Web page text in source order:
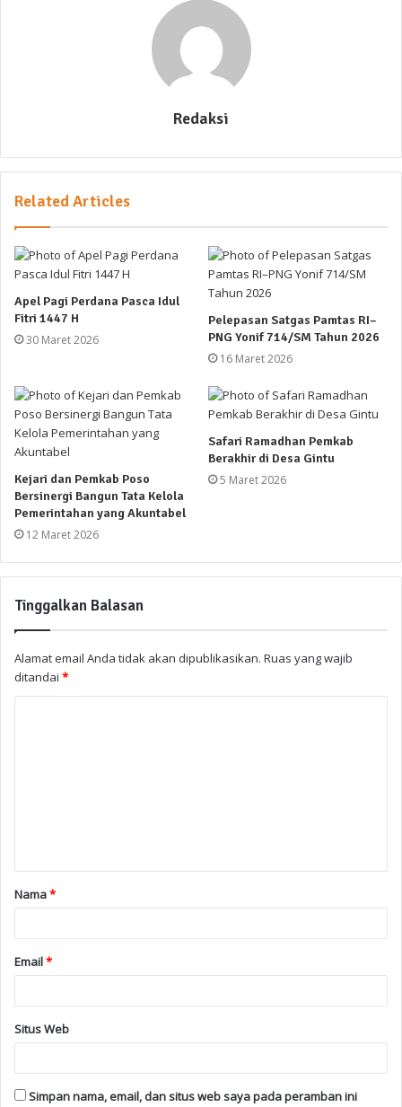
Redaksi
Related Articles
Apel Pagi Perdana Pasca Idul
Fitri 1447 H
30 Maret 2026
Pelepasan Satgas Pamtas RI–
PNG Yonif 714/SM Tahun 2026
16 Maret 2026
Kejari dan Pemkab Poso
Bersinergi Bangun Tata Kelola
Pemerintahan yang Akuntabel
12 Maret 2026
Safari Ramadhan Pemkab
Berakhir di Desa Gintu
5 Maret 2026
Tinggalkan Balasan
Alamat email Anda tidak akan dipublikasikan. Ruas yang wajib
ditandai *
Nama*
Email*
Situs Web
Simpan nama, email, dan situs web saya pada peramban ini